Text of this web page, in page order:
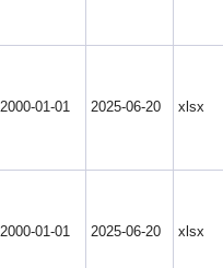
2000-01-01 2025-06-20 xlsx
2000-01-01 2025-06-20 xlsx